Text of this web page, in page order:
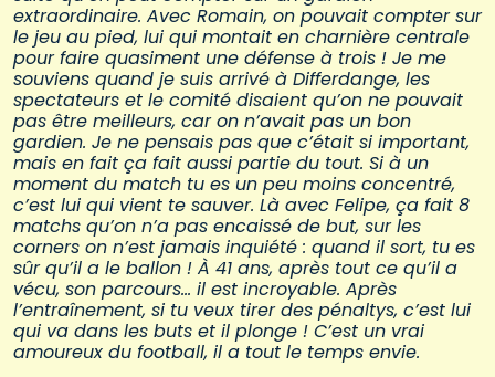
extraordinaire. Avec Romain, on pouvait compter sur
le jeu au pied, lui qui montait en charnière centrale
pour faire quasiment une défense à trois ! Je me
souviens quand je suis arrivé à Differdange, les
spectateurs et le comité disaient qu’on ne pouvait
pas être meilleurs, car on n’avait pas un bon
gardien. Je ne pensais pas que c’était si important,
mais en fait ça fait aussi partie du tout. Si à un
moment du match tu es un peu moins concentré,
c’est lui qui vient te sauver. Là avec Felipe, ça fait 8
matchs qu’on n’a pas encaissé de but, sur les
corners on n’est jamais inquiété : quand il sort, tu es
sûr qu’il a le ballon ! À 41 ans, après tout ce qu’il a
vécu, son parcours… il est incroyable. Après
l’entraînement, si tu veux tirer des pénaltys, c’est lui
qui va dans les buts et il plonge ! C’est un vrai
amoureux du football, il a tout le temps envie.